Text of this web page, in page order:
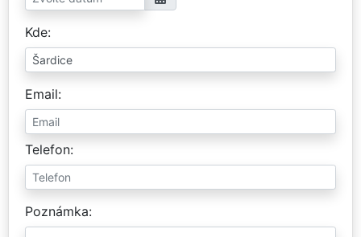
Kde
Email
Telefon
Poznámka